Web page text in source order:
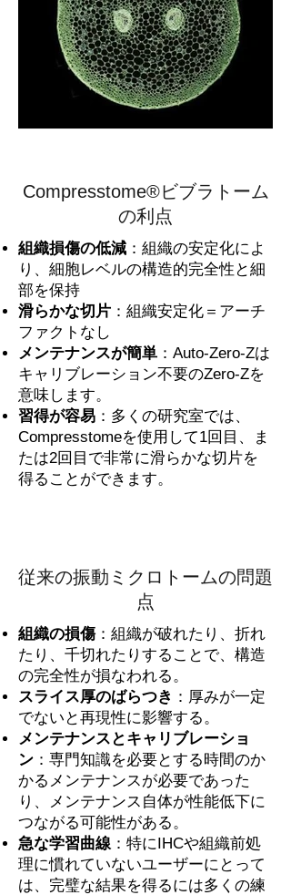
Compresstome®ビブラトーム
の利点
組織損傷の低減 ：組織の安定化によ
り、細胞レベルの構造的完全性と細
部を保持
滑らかな切片 ：組織安定化＝アーチ
ファクトなし
メンテナンスが簡単 ：Auto-Zero-Zは
キャリブレーション不要のZero-Zを
意味します。
習得が容易 ：多くの研究室では、
Compresstomeを使用して1回目、ま
たは2回目で非常に滑らかな切片を
得ることができます。
従来の振動ミクロトームの問題
点
組織の損傷：組織が破れたり、折れ
たり、千切れたりすることで、構造
の完全性が損なわれる。
スライス厚のばらつき ：厚みが一定
でないと再現性に影響する。
メンテナンスとキャリブレーショ
ン ：専門知識を必要とする時間のか
かるメンテナンスが必要であった
り、メンテナンス自体が性能低下に
つながる可能性がある。
急な学習曲線：特にIHCや組織前処
理に慣れていないユーザーにとって
は、完璧な結果を得るには多くの練